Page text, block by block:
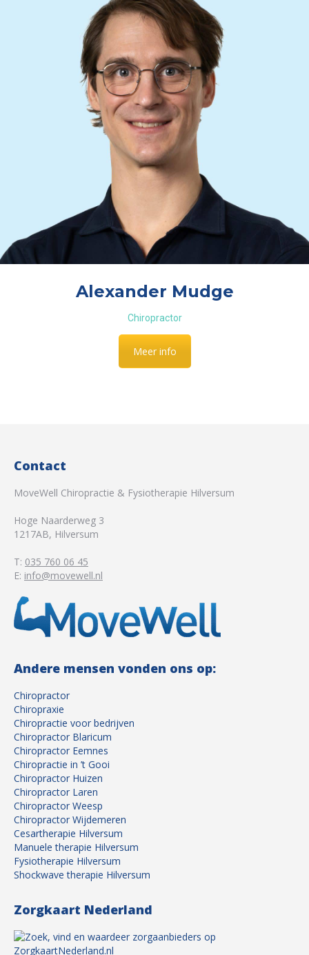
Alexander Mudge
Chiropractor
Meer info
Contact
MoveWell Chiropractie & Fysiotherapie Hilversum
Hoge Naarderweg 3
1217AB, Hilversum
T: 035 760 06 45
E: info@movewell.nl
Andere mensen vonden ons op:
Chiropractor
Chiropraxie
Chiropractie voor bedrijven
Chiropractor Blaricum
Chiropractor Eemnes
Chiropractie in ’t Gooi
Chiropractor Huizen
Chiropractor Laren
Chiropractor Weesp
Chiropractor Wijdemeren
Cesartherapie Hilversum
Manuele therapie Hilversum
Fysiotherapie Hilversum
Shockwave therapie Hilversum
Zorgkaart Nederland